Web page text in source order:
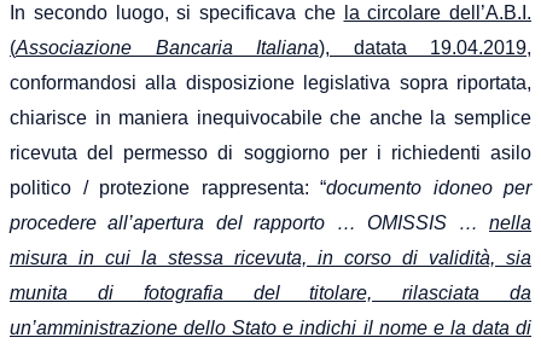
In secondo luogo, si specificava che
la circolare dell’A.B.I.
(Associazione Bancaria Italiana), datata 19.04.2019,
conformandosi alla disposizione legislativa sopra riportata,
chiarisce in maniera inequivocabile che anche la semplice
ricevuta del permesso di soggiorno per i richiedenti asilo
politico / protezione rappresenta: “documento idoneo per
procedere all’apertura del rapporto … OMISSIS … nella
misura in cui la stessa ricevuta, in corso di validità, sia
munita di fotografia del titolare, rilasciata da
un’amministrazione dello Stato e indichi il nome e la data di